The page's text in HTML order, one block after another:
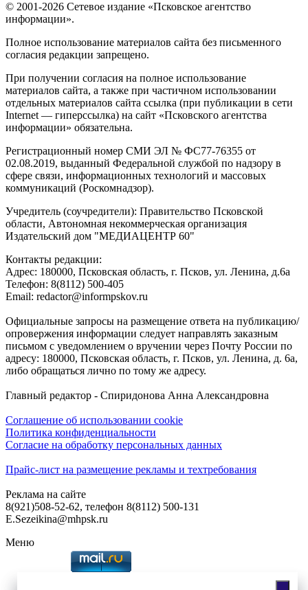
© 2001-2026 Сетевое издание «Псковское агентство
информации».
Полное использование материалов сайта без письменного
согласия редакции запрещено.
При получении согласия на полное использование
материалов сайта, а также при частичном использовании
отдельных материалов сайта ссылка (при публикации в сети
Internet — гиперссылка) на сайт «Псковского агентства
информации» обязательна.
Регистрационный номер СМИ ЭЛ № ФС77-76355 от
02.08.2019, выданный Федеральной службой по надзору в
сфере связи, информационных технологий и массовых
коммуникаций (Роскомнадзор).
Учредитель (соучредители): Правительство Псковской
области, Автономная некоммерческая организация
Издательский дом "МЕДИАЦЕНТР 60"
Контакты редакции:
Адреc: 180000, Псковская область, г. Псков, ул. Ленина, д.6а
Телефон: 8(8112) 500-405
Email: redactor@informpskov.ru
Официальные запросы на размещение ответа на публикацию/
опровержения информации следует направлять заказным
письмом с уведомлением о вручении через Почту России по
адресу: 180000, Псковская область, г. Псков, ул. Ленина, д. 6а,
либо обращаться лично по тому же адресу.
Главный редактор - Спиридонова Анна Александровна
Соглашение об использовании cookie
Политика конфиденциальности
Согласие на обработку персональных данных
Прайс-лист на размещение рекламы и техтребования
Реклама на сайте
8(921)508-52-62, телефон 8(8112) 500-131
E.Sezeikina@mhpsk.ru
Меню